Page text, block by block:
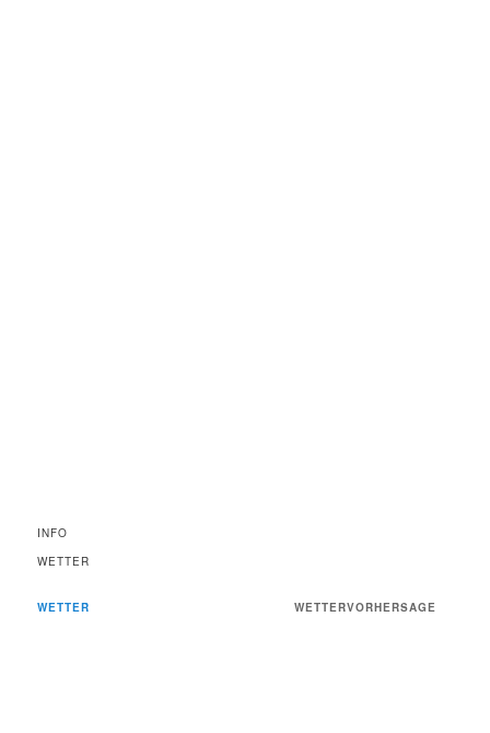
INFO
WETTER
WETTER WETTERVORHERSAGE